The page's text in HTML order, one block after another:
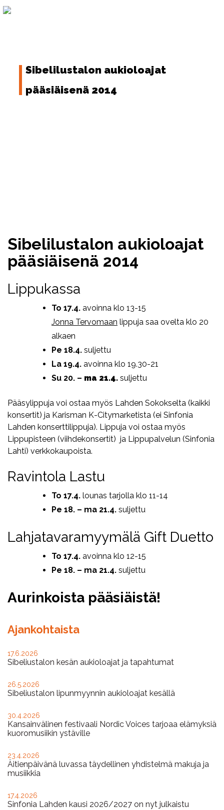
Skip
to
Sibelilustalon aukioloajat
pääsiäisenä 2014
Sibelilustalon aukioloajat
pääsiäisenä 2014
Lippukassa
To 17.4. avoinna klo 13-15
Jonna Tervomaan lippuja saa ovelta klo 20
alkaen
Pe 18.4. suljettu
La 19.4. avoinna klo 19.30-21
Su 20. – ma 21.4. suljettu
Pääsylippuja voi ostaa myös Lahden Sokokselta (kaikki
konsertit) ja Karisman K-Citymarketista (ei Sinfonia
Lahden konserttilippuja). Lippuja voi ostaa myös
Lippupisteen (viihdekonsertit) ja Lippupalvelun (Sinfonia
Lahti) verkkokaupoista.
Ravintola Lastu
To 17.4. lounas tarjolla klo 11-14
Pe 18. – ma 21.4. suljettu
Lahjatavaramyymälä Gift Duetto
To 17.4. avoinna klo 12-15
Pe 18. – ma 21.4. suljettu
Aurinkoista pääsiäistä!
Ajankohtaista
17.6.2026
Sibeliustalon kesän aukioloajat ja tapahtumat
26.5.2026
Sibeliustalon lipunmyynnin aukioloajat kesällä
30.4.2026
Kansainvälinen festivaali Nordic Voices tarjoaa elämyksiä
kuoromusiikin ystäville
23.4.2026
Äitienpäivänä luvassa täydellinen yhdistelmä makuja ja
musiikkia
17.4.2026
Sinfonia Lahden kausi 2026/2027 on nyt julkaistu